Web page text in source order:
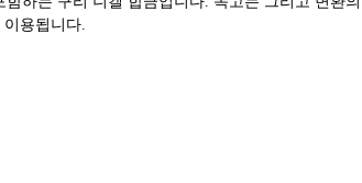
용됩니다.